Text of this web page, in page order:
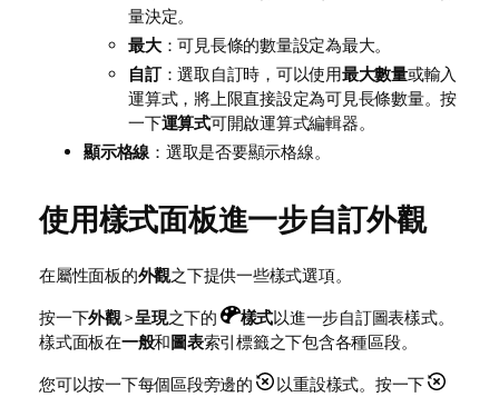
量決定。
最大：可見長條的數量設定為最大。
自訂：選取自訂時，可以使用最大數量或輸入
運算式，將上限直接設定為可見長條數量。按
一下運算式可開啟運算式編輯器。
顯示格線 ：選取是否要顯示格線。
使用樣式面板進一步自訂外觀
在屬性面板的外觀之下提供一些樣式選項。
按一下外觀>呈現之下的 樣式以進一步自訂圖表樣式。
樣式面板在一般和圖表索引標籤之下包含各種區段。
您可以按一下每個區段旁邊的
以重設樣式。按一下